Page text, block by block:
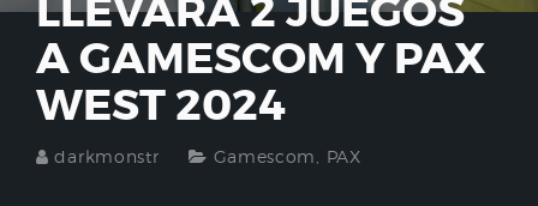
LLEVARÁ 2 JUEGOS
A GAMESCOM Y PAX
WEST 2024
darkmonstr Gamescom PAX